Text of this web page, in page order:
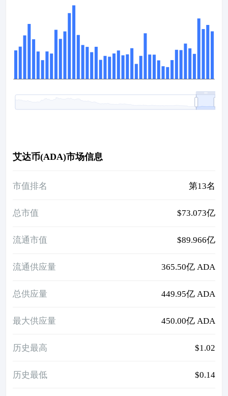
艾达币(ADA)市场信息
市值排名 第13名
总市值 $73.073亿
流通市值 $89.966亿
流通供应量 365.50亿 ADA
总供应量 449.95亿 ADA
最大供应量 450.00亿 ADA
历史最高 $1.02
历史最低 $0.14